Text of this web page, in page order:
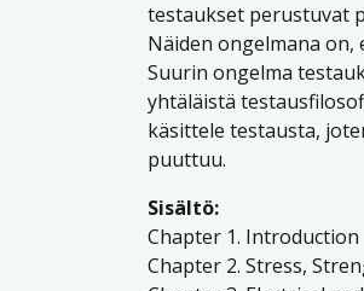
testaukset perustuvat
Näiden ongelmana on,
Suurin ongelma
yhtäläistä
käsittele testausta,
puuttuu.
Sisältö:
Chapter 1. Introduction
Chapter 2. Stress,